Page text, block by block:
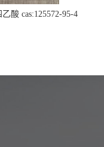
酸 cas:125572-95-4